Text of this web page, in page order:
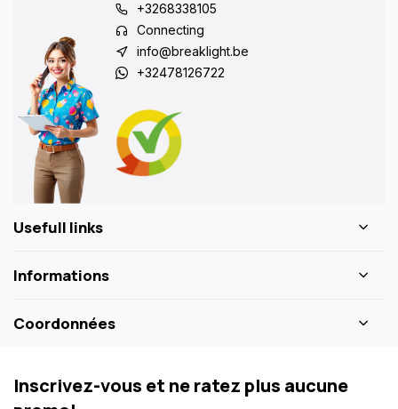
+3268338105
Connecting
info@breaklight.be
+32478126722
Usefull links
Informations
Coordonnées
Inscrivez-vous et ne ratez plus aucune